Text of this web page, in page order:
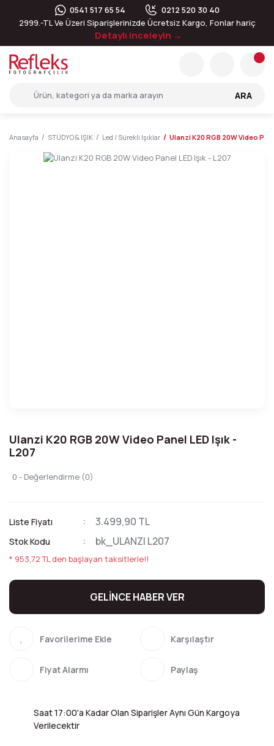
0541 517 65 54
0212 520 30 40
2999.-TL Ve Üzeri Siparişlerinizde Ücretsiz Kargo, Fonlar hariç
Detaylı inceleyin →
ARA
Anasayfa STÜDYO & IŞIK Led / Sürekli Işıklar Ulanzi K20 RGB 20W Video
Ulanzi K20 RGB 20W Video Panel LED Işık -
L207
0 - Değerlendirme (0)
Liste Fiyatı 3.499,90 TL
Stok Kodu bk_ULANZI L207
* 953,72 TL den başlayan taksitlerle!!
GELİNCE HABER VER
Karşılaştır
Fiyat Alarmı Paylaş
Saat 17:00'a Kadar Olan Siparişler Aynı Gün Kargoya
Verilecektir